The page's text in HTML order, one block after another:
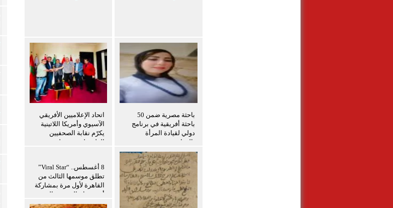
باحثة مصرية ضمن 50
باحثة أفريقية في برنامج
دولي لقيادة المرأة
بالزراعة
اتحاد الإعلاميين الأفريقي
الآسيوي وأمريكا اللاتينية
يكرّم نقابة الصحفيين
الفلسطينيين ويعلن توسيع
8 أغسطس.. “Viral Star”
تطلق موسمها الثالث من
القاهرة لأول مرة بمشاركة
أبرز صناع المحتوى العرب